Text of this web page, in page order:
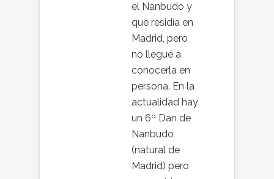
el Nanbudo y
que residía en
Madrid, pero
no llegué a
conocerla en
persona. En la
actualidad hay
un 6º Dan de
Nanbudo
(natural de
Madrid) pero